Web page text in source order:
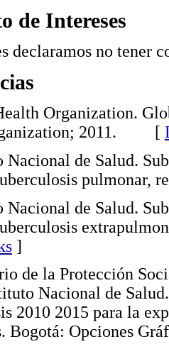
de Intereses
declaramos no tener
Organization.
2011. [
Nacional de Salud.
Nacional de Salud.
]
de la Protección
Nacional de
2010 2015 para la
Bogotá: Opciones